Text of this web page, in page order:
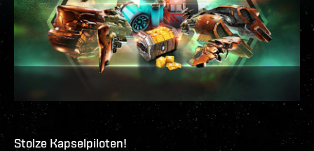
Stolze Kapselpiloten!